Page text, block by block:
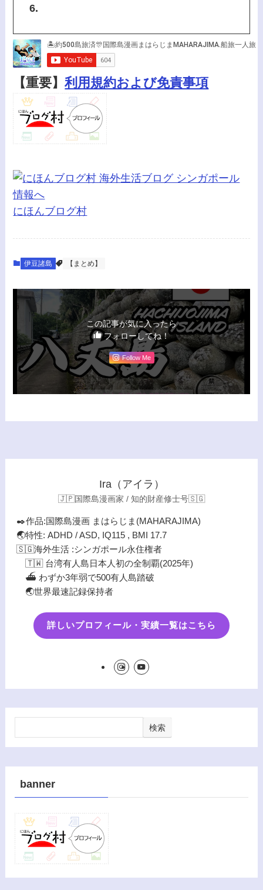
6.
【重要】利用規約および免責事項
にほんブログ村
伊豆諸島 【まとめ】
この記事が気に入ったら
フォローしてね！
Follow Me
Ira（アイラ）
🇯🇵国際島漫画家 / 知的財産修士号🇸🇬
✒️作品:国際島漫画 まはらじま(MAHARAJIMA)
🌏特性: ADHD / ASD, IQ115 , BMI 17.7
🇸🇬海外生活 :シンガポール永住権者
🇹🇼 台湾有人島日本人初の全制覇(2025年)
⛴️ わずか3年弱で500有人島踏破
🌏世界最速記録保持者
詳しいプロフィール・実績一覧はこちら
検索
banner